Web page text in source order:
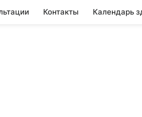
Контакты Календарь